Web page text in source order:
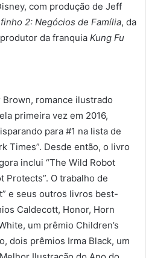
com produção de Jeff
2: Negócios de Família, da
da franquia Kung Fu
Brown, romance ilustrado
primeira vez em 2016,
para #1 na lista de
Times”. Desde então, o livro
inclui “The Wild Robot
Protects”. O trabalho de
e seus outros livros best-
Caldecott, Honor, Horn
um prêmio Children’s
dois prêmios Irma Black, um